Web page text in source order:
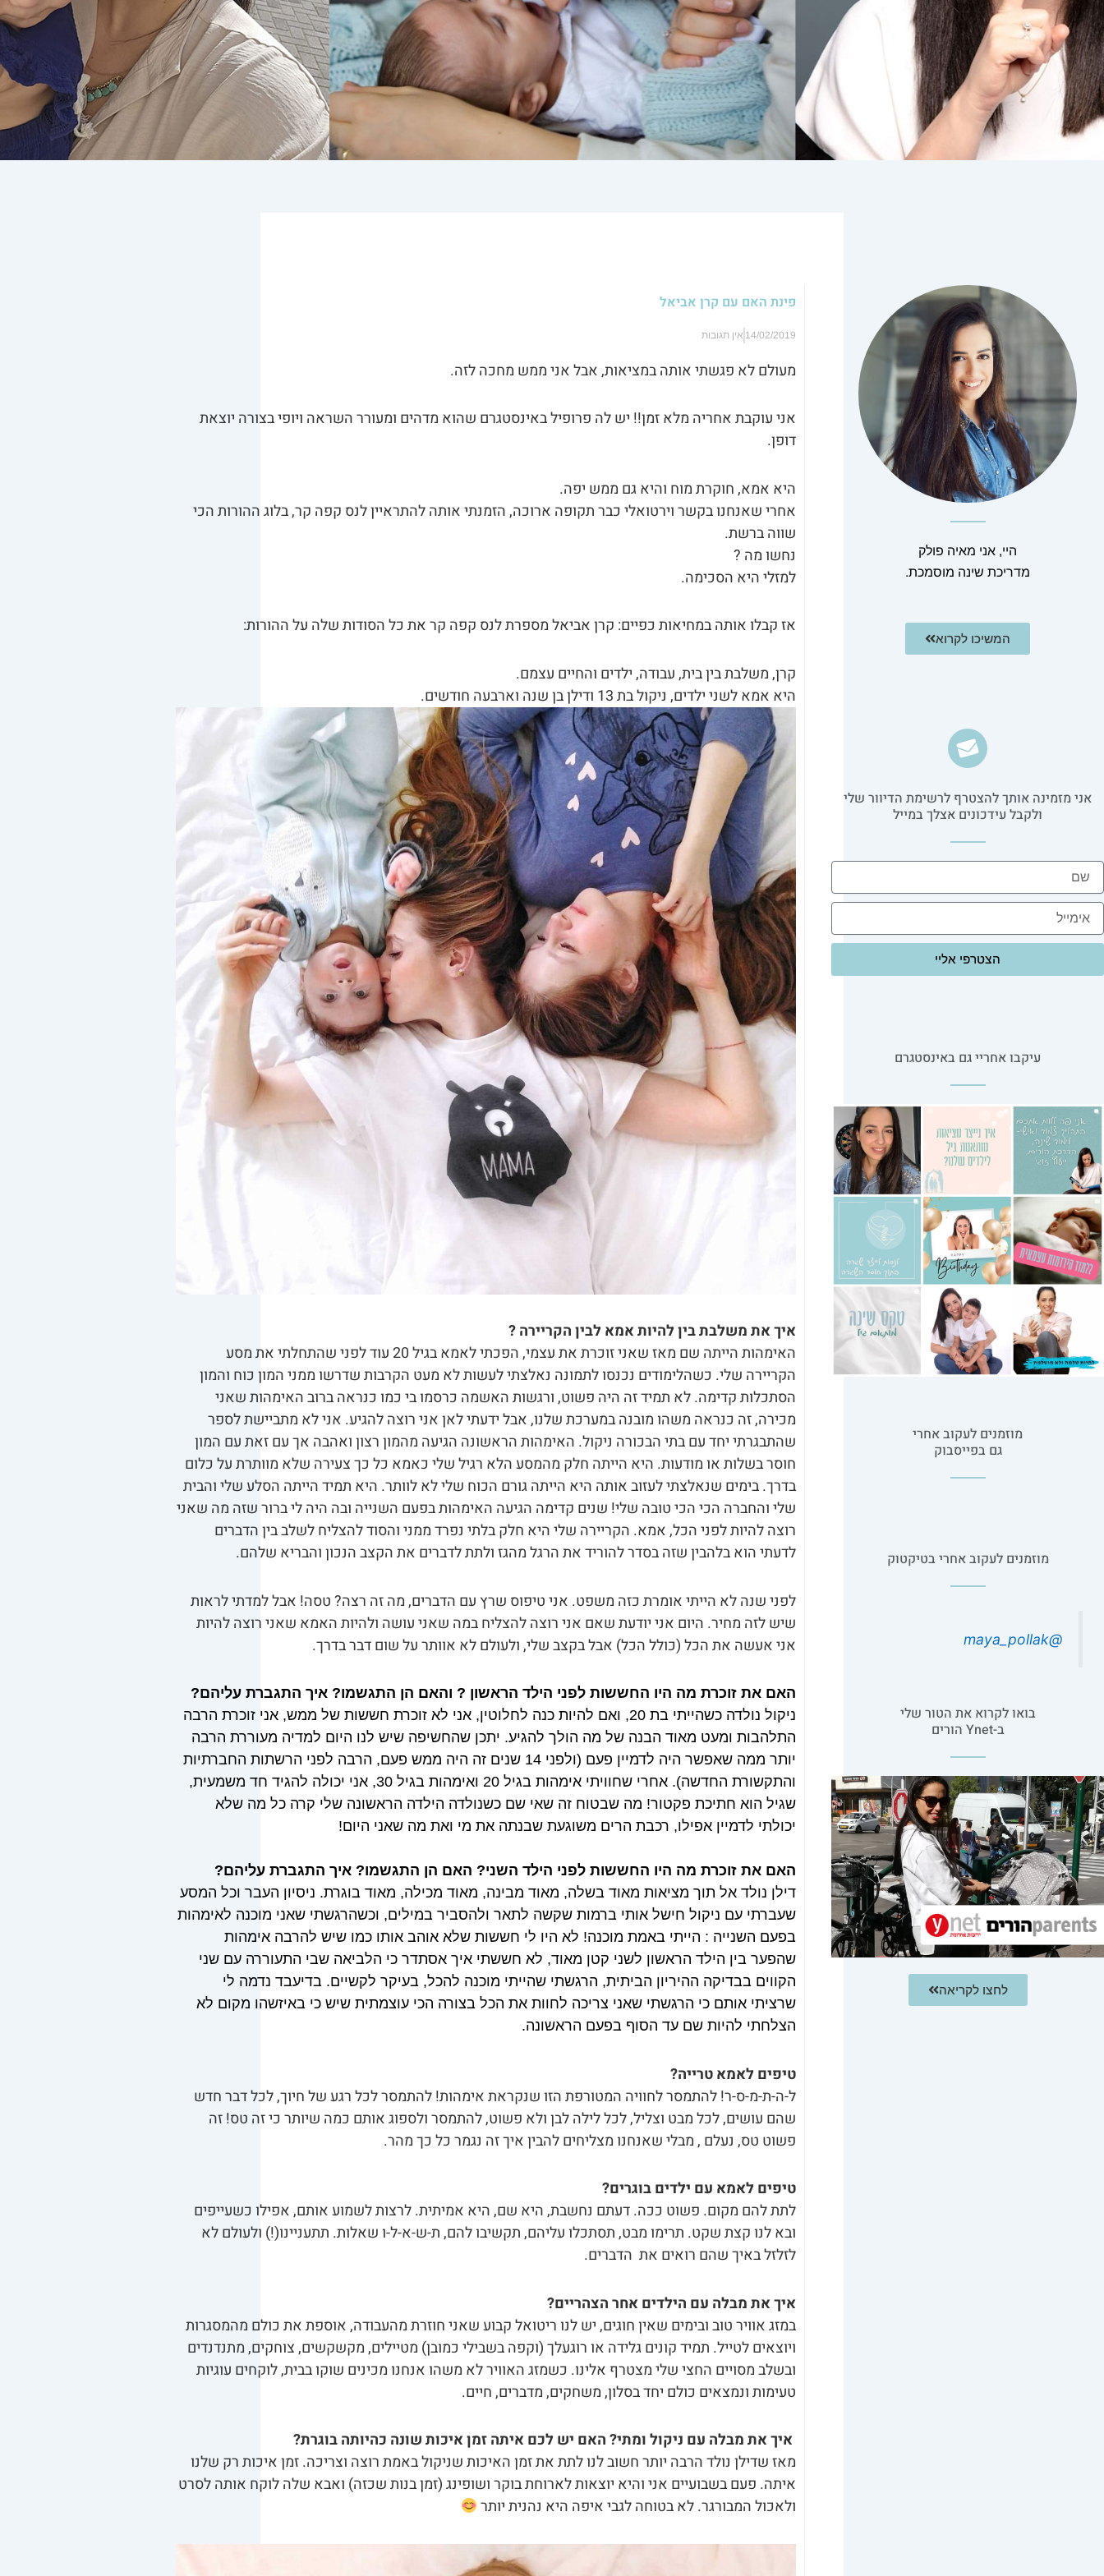
היי, אני מאיה פולק
מדריכת שינה מוסמכת.
המשיכו לקרוא
אני מזמינה אותך להצטרף לרשימת הדיוור שלי
ולקבל עידכונים אצלך במייל​
שם
אימייל
הצטרפי אליי
עיקבו אחריי גם באינסטגרם
מוזמנים לעקוב אחרי
גם בפייסבוק
מוזמנים לעקוב אחרי בטיקטוק
@maya_pollak
בואו לקרוא את הטור שלי
ב-Ynet הורים
לחצו לקריאה
פינת האם עם קרן אביאל
14/02/2019 אין תגובות
מעולם לא פגשתי אותה במציאות, אבל אני ממש מחכה לזה.
אני עוקבת אחריה מלא זמן!! יש לה פרופיל באינסטגרם שהוא מדהים ומעורר השראה ויופי בצורה יוצאת
דופן.
היא אמא, חוקרת מוח והיא גם ממש יפה.
אחרי שאנחנו בקשר וירטואלי כבר תקופה ארוכה, הזמנתי אותה להתראיין לנס קפה קר, בלוג ההורות הכי
שווה ברשת.
נחשו מה ?
למזלי היא הסכימה.
אז קבלו אותה במחיאות כפיים: קרן אביאל מספרת לנס קפה קר את כל הסודות שלה על ההורות:
קרן, משלבת בין בית, עבודה, ילדים והחיים עצמם.
היא אמא לשני ילדים, ניקול בת 13 ודילן בן שנה וארבעה חודשים.
איך את משלבת בין להיות אמא לבין הקריירה ?
האימהות הייתה שם מאז שאני זוכרת את עצמי, הפכתי לאמא בגיל 20 עוד לפני שהתחלתי את מסע
הקריירה שלי. כשהלימודים נכנסו לתמונה נאלצתי לעשות לא מעט הקרבות שדרשו ממני המון כוח והמון
הסתכלות קדימה. לא תמיד זה היה פשוט, ורגשות האשמה כרסמו בי כמו כנראה ברוב האימהות שאני
מכירה, זה כנראה משהו מובנה במערכת שלנו, אבל ידעתי לאן אני רוצה להגיע. אני לא מתביישת לספר
שהתבגרתי יחד עם בתי הבכורה ניקול. האימהות הראשונה הגיעה מהמון רצון ואהבה אך עם זאת עם המון
חוסר בשלות או מודעות. היא הייתה חלק מהמסע הלא רגיל שלי כאמא כל כך צעירה שלא מוותרת על כלום
בדרך. בימים שנאלצתי לעזוב אותה היא הייתה גורם הכוח שלי לא לוותר. היא תמיד הייתה הסלע שלי והבית
שלי והחברה הכי הכי טובה שלי! שנים קדימה הגיעה האימהות בפעם השנייה ובה היה לי ברור שזה מה שאני
רוצה להיות לפני הכל, אמא. הקריירה שלי היא חלק בלתי נפרד ממני והסוד להצליח לשלב בין הדברים
לדעתי הוא בלהבין שזה בסדר להוריד את הרגל מהגז ולתת לדברים את הקצב הנכון והבריא שלהם.
לפני שנה לא הייתי אומרת כזה משפט. אני טיפוס שרץ עם הדברים, מה זה רצה? טסה! אבל למדתי לראות
שיש לזה מחיר. היום אני יודעת שאם אני רוצה להצליח במה שאני עושה ולהיות האמא שאני רוצה להיות
אני אעשה את הכל (כולל הכל) אבל בקצב שלי, ולעולם לא אוותר על שום דבר בדרך.
האם את זוכרת מה היו החששות לפני הילד הראשון ? והאם הן התגשמו? איך התגברת עליהם?
ניקול נולדה כשהייתי בת 20, ואם להיות כנה לחלוטין, אני לא זוכרת חששות של ממש, אני זוכרת הרבה
התלהבות ומעט מאוד הבנה של מה הולך להגיע. יתכן שהחשיפה שיש לנו היום למדיה מעוררת הרבה
יותר ממה שאפשר היה לדמיין פעם (ולפני 14 שנים זה היה ממש פעם, הרבה לפני הרשתות החברתיות
והתקשורת החדשה). אחרי שחוויתי אימהות בגיל 20 ואימהות בגיל 30, אני יכולה להגיד חד משמעית,
שגיל הוא חתיכת פקטור! מה שבטוח זה שאי שם כשנולדה הילדה הראשונה שלי קרה כל מה שלא
יכולתי לדמיין אפילו, רכבת הרים משוגעת שבנתה את מי ואת מה שאני היום!
האם את זוכרת מה היו החששות לפני הילד השני? האם הן התגשמו? איך התגברת עליהם?
דילן נולד אל תוך מציאות מאוד בשלה, מאוד מבינה, מאוד מכילה, מאוד בוגרת. ניסיון העבר וכל המסע
שעברתי עם ניקול חישל אותי ברמות שקשה לתאר ולהסביר במילים, וכשהרגשתי שאני מוכנה לאימהות
בפעם השנייה : הייתי באמת מוכנה! לא היו לי חששות שלא אוהב אותו כמו שיש להרבה אימהות
שהפער בין הילד הראשון לשני קטן מאוד, לא חששתי איך אסתדר כי הלביאה שבי התעוררה עם שני
הקווים בבדיקה ההיריון הביתית, הרגשתי שהייתי מוכנה להכל, בעיקר לקשיים. בדיעבד נדמה לי
שרציתי אותם כי הרגשתי שאני צריכה לחוות את הכל בצורה הכי עוצמתית שיש כי באיזשהו מקום לא
הצלחתי להיות שם עד הסוף בפעם הראשונה.
טיפים לאמא טרייה?
ל-ה-ת-מ-ס-ר! להתמסר לחוויה המטורפת הזו שנקראת אימהות! להתמסר לכל רגע של חיוך, לכל דבר חדש
שהם עושים, לכל מבט וצליל, לכל לילה לבן ולא פשוט, להתמסר ולספוג אותם כמה שיותר כי זה טס! זה
פשוט טס, נעלם , מבלי שאנחנו מצליחים להבין איך זה נגמר כל כך מהר.
טיפים לאמא עם ילדים בוגרים?
לתת להם מקום. פשוט ככה. דעתם נחשבת, היא שם, היא אמיתית. לרצות לשמוע אותם, אפילו כשעייפים
ובא לנו קצת שקט. תרימו מבט, תסתכלו עליהם, תקשיבו להם, ת-ש-א-ל-ו שאלות. תתעניינו(!) ולעולם לא
לזלזל באיך שהם רואים את הדברים.
איך את מבלה עם הילדים אחר הצהריים?
במזג אוויר טוב ובימים שאין חוגים, יש לנו ריטואל קבוע שאני חוזרת מהעבודה, אוספת את כולם מהמסגרות
ויוצאים לטייל. תמיד קונים גלידה או רוגעלך (וקפה בשבילי כמובן) מטיילים, מקשקשים, צוחקים, מתנדנדים
ובשלב מסויים החצי שלי מצטרף אלינו. כשמזג האוויר לא משהו אנחנו מכינים שוקו בבית, לוקחים עוגיות
טעימות ונמצאים כולם יחד בסלון, משחקים, מדברים, חיים.
איך את מבלה עם ניקול ומתי? האם יש לכם איתה זמן איכות שונה כהיותה בוגרת?
מאז שדילן נולד הרבה יותר חשוב לנו לתת את זמן האיכות שניקול באמת רוצה וצריכה. זמן איכות רק שלנו
איתה. פעם בשבועיים אני והיא יוצאות לארוחת בוקר ושופינג (זמן בנות שכזה) ואבא שלה לוקח אותה לסרט
ולאכול המבורגר. לא בטוחה לגבי איפה היא נהנית יותר